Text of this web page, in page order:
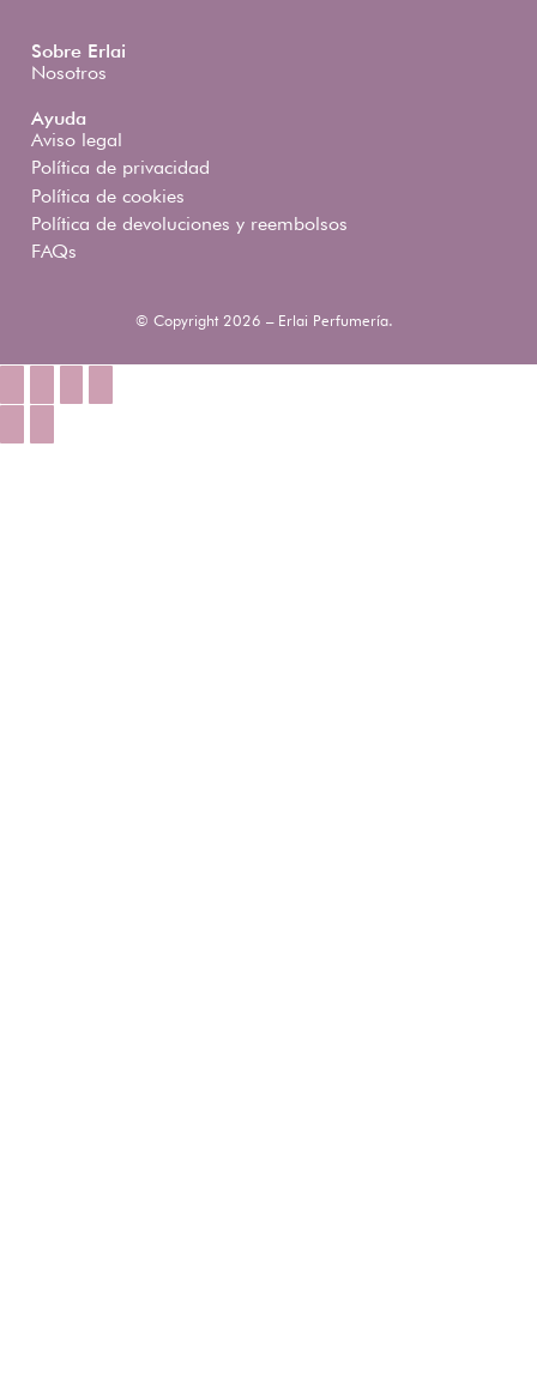
Sobre Erlai
Nosotros
Ayuda
Aviso legal
Política de privacidad
Política de cookies
Política de devoluciones y reembolsos
FAQs
© Copyright 2026 – Erlai Perfumería.